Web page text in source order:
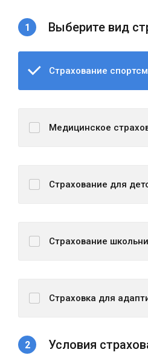
Выберите вид
Страхование
Медицинское
Страхование для
Страхование
Страховка для
Условия